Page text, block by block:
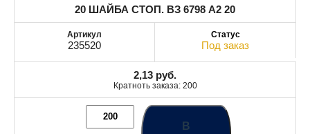
20 ШАЙБА СТОП. ВЗ 6798 A2 20
235520 Под заказ
2,13 руб.
Кратноть заказа: 200
В